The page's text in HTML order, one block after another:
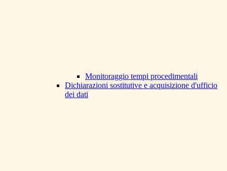
Monitoraggio tempi procedimentali
Dichiarazioni sostitutive e acquisizione d'ufficio
dei dati